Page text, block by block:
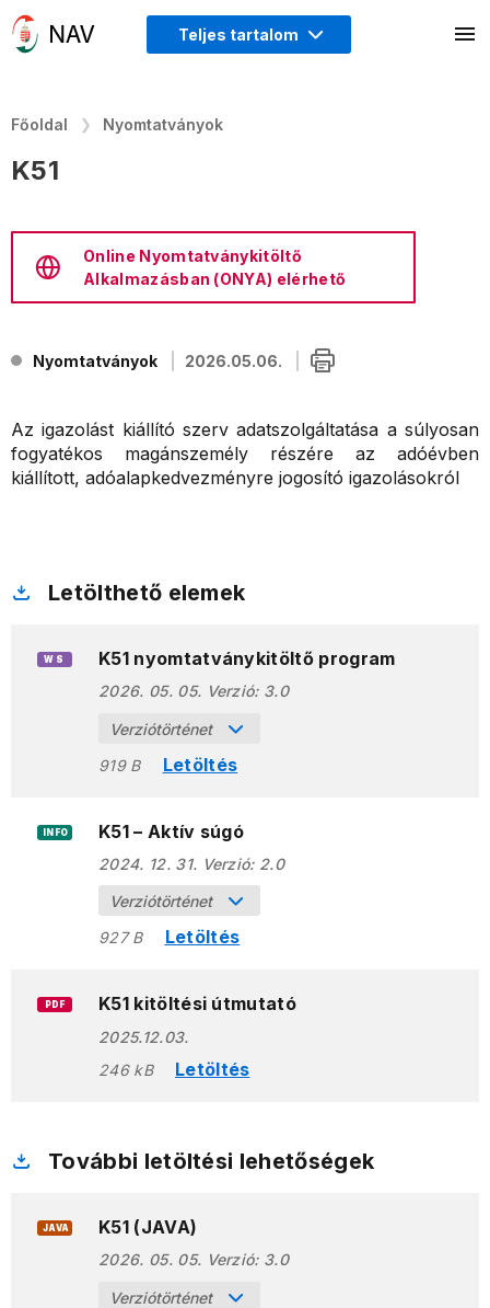
Teljes tartalom
Főoldal Nyomtatványok
K51
Online Nyomtatványkitöltő
Alkalmazásban (ONYA) elérhető
Nyomtatványok 2026.05.06.
Az igazolást kiállító szerv adatszolgáltatása a súlyosan
fogyatékos magánszemély részére az adóévben
kiállított, adóalapkedvezményre jogosító igazolásokról
Letölthető elemek
WS K51 nyomtatványkitöltő program
2026. 05. 05. Verzió: 3.0
Verziótörténet
919 B
Letöltés
INFO K51 – Aktív súgó
2024. 12. 31. Verzió: 2.0
Verziótörténet
927 B
Letöltés
PDF K51 kitöltési útmutató
2025.12.03.
246 kB
Letöltés
További letöltési lehetőségek
JAVA K51 (JAVA)
2026. 05. 05. Verzió: 3.0
Verziótörténet